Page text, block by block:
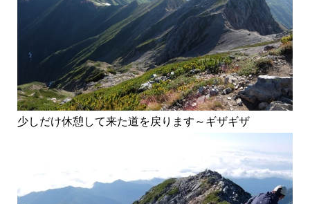
少しだけ休憩して来た道を戻ります～ギザギザ